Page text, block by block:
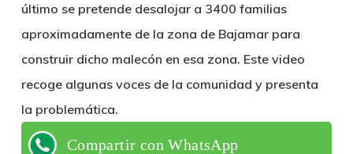
último se pretende desalojar a 3400 familias
aproximadamente de la zona de Bajamar para
construir dicho malecón en esa zona. Este video
recoge algunas voces de la comunidad y presenta
la problemática.
Compartir con WhatsApp